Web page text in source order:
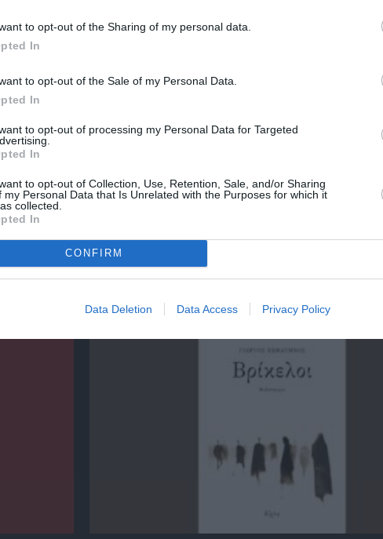
to opt-out of the Sharing of my personal data.
In
to opt-out of the Sale of my Personal Data.
In
to opt-out of processing my Personal Data for Targeted
In
to opt-out of Collection, Use, Retention, Sale, and/or Sharing
my Personal Data that Is Unrelated with the Purposes for which it
collected.
In
CONFIRM
Data Deletion Data Access Privacy Policy
Σχετικά Άρθρα
ιστορικό βιβλίο